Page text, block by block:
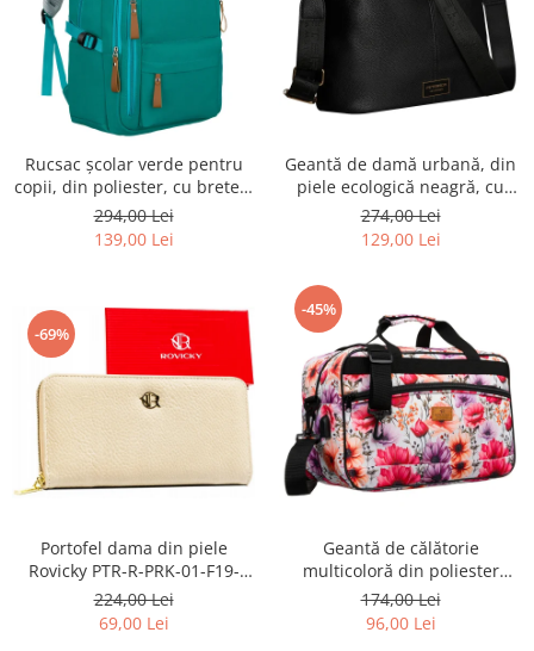
Rucsac școlar verde pentru
copii, din poliester, cu bretele
reglabile - Peterson PTR-PTN
BHX-01-9259 Gree
294,00 Lei
139,00 Lei
Geantă de damă urbană, din
piele ecologică neagră, cu
curea reglabilă - Peterson
PTR-PTN JK6-06-6642
274,00 Lei
129,00 Lei
-69%
Portofel dama din piele
Rovicky PTR-R-PRK-01-F19-
2757 BE
224,00 Lei
69,00 Lei
-45%
Geantă de călătorie
multicoloră din poliester
rezistent cu port USB,
acoperită cu un model vegetal
- Rovicky PTR-R-TL15608-8831
174,00 Lei
96,00 Lei